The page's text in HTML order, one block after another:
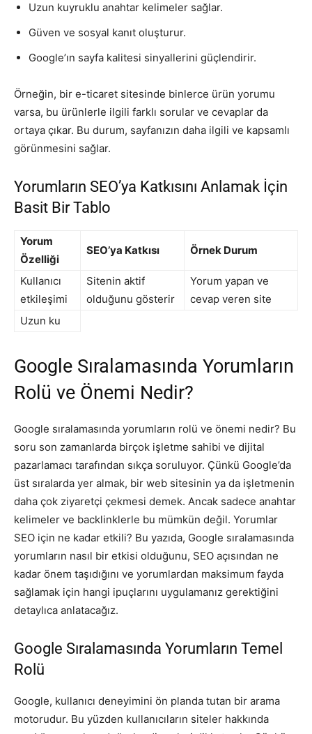
Uzun kuyruklu anahtar kelimeler sağlar.
Güven ve sosyal kanıt oluşturur.
Google’ın sayfa kalitesi sinyallerini güçlendirir.
Örneğin, bir e-ticaret sitesinde binlerce ürün yorumu
varsa, bu ürünlerle ilgili farklı sorular ve cevaplar da
ortaya çıkar. Bu durum, sayfanızın daha ilgili ve kapsamlı
görünmesini sağlar.
Yorumların SEO’ya Katkısını Anlamak İçin
Basit Bir Tablo
Yorum
Özelliği
SEO’ya Katkısı Örnek Durum
Kullanıcı
etkileşimi
Sitenin aktif
olduğunu gösterir
Yorum yapan ve
cevap veren site
Uzun ku
Google Sıralamasında Yorumların
Rolü ve Önemi Nedir?
Google sıralamasında yorumların rolü ve önemi nedir? Bu
soru son zamanlarda birçok işletme sahibi ve dijital
pazarlamacı tarafından sıkça soruluyor. Çünkü Google’da
üst sıralarda yer almak, bir web sitesinin ya da işletmenin
daha çok ziyaretçi çekmesi demek. Ancak sadece anahtar
kelimeler ve backlinklerle bu mümkün değil. Yorumlar
SEO için ne kadar etkili? Bu yazıda, Google sıralamasında
yorumların nasıl bir etkisi olduğunu, SEO açısından ne
kadar önem taşıdığını ve yorumlardan maksimum fayda
sağlamak için hangi ipuçlarını uygulamanız gerektiğini
detaylıca anlatacağız.
Google Sıralamasında Yorumların Temel
Rolü
Google, kullanıcı deneyimini ön planda tutan bir arama
motorudur. Bu yüzden kullanıcıların siteler hakkında